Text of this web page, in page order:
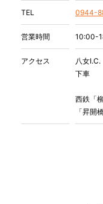
TEL 0944-
営業時間 10:00-
アクセス
八女I.C.
下車
西鉄「
「昇開